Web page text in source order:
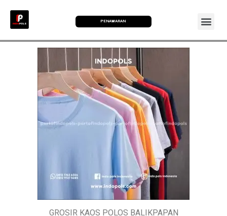
PENAWARAN
GROSIR KAOS POLOS BALIKPAPAN